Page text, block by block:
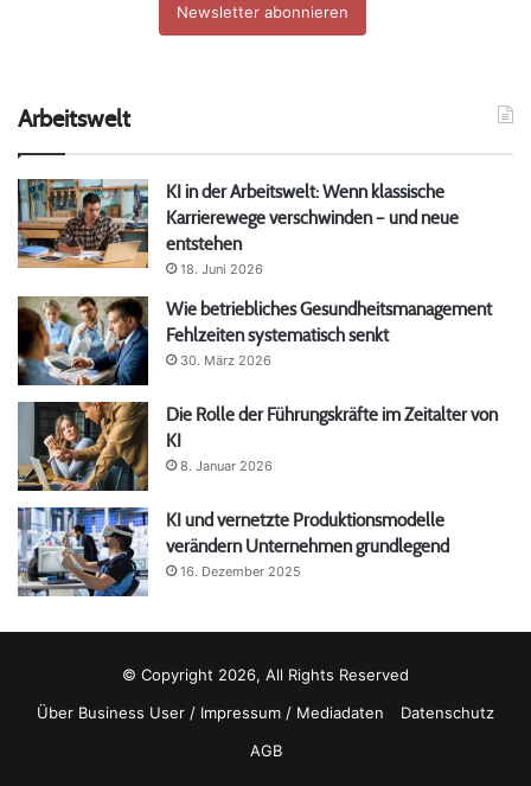
Newsletter abonnieren
Arbeitswelt
KI in der Arbeitswelt: Wenn klassische
Karrierewege verschwinden – und neue
entstehen
18. Juni 2026
Wie betriebliches Gesundheitsmanagement
Fehlzeiten systematisch senkt
30. März 2026
Die Rolle der Führungskräfte im Zeitalter von
KI
8. Januar 2026
KI und vernetzte Produktionsmodelle
verändern Unternehmen grundlegend
16. Dezember 2025
© Copyright 2026, All Rights Reserved
Über Business User / Impressum / Mediadaten
Datenschutz
AGB